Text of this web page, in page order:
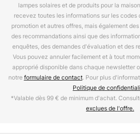
lampes solaires et de produits pour la
recevez toutes les informations sur les codes
promotion et autres offres, mais également
des recommandations ainsi que des
enquêtes, des demandes d'évaluation et des
Vous pouvez annuler facilement et à tout
approprié disponible dans chaque newsletter
notreformulaire de contact. Pour plus
Politique de
*Valable dès 99 € de minimum d'achat.
exclues de l'offre.